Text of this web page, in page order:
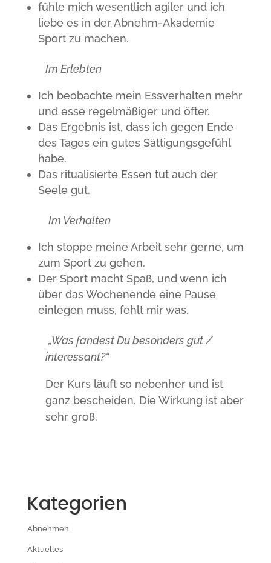
fühle mich wesentlich agiler und ich
liebe es in der Abnehm-Akademie
Sport zu machen.
Im Erlebten
Ich beobachte mein Essverhalten mehr
und esse regelmäßiger und öfter.
Das Ergebnis ist, dass ich gegen Ende
des Tages ein gutes Sättigungsgefühl
habe.
Das ritualisierte Essen tut auch der
Seele gut.
Im Verhalten
Ich stoppe meine Arbeit sehr gerne, um
zum Sport zu gehen.
Der Sport macht Spaß, und wenn ich
über das Wochenende eine Pause
einlegen muss, fehlt mir was.
„Was fandest Du besonders gut /
interessant?“
Der Kurs läuft so nebenher und ist
ganz bescheiden. Die Wirkung ist aber
sehr groß.
Kategorien
Abnehmen
Aktuelles